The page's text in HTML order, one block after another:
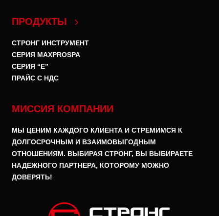
ПРОДУКТЫ
СТРОНГ ИНСТРУМЕНТ
СЕРИЯ MAXPROSPA
СЕРИЯ “E”
ПРАЙС С НДС
МИССИЯ КОМПАНИИ
МЫ ЦЕНИМ КАЖДОГО КЛИЕНТА И СТРЕМИМСЯ К
ДОЛГОСРОЧНЫМ И ВЗАИМОВЫГОДНЫМ
ОТНОШЕНИЯМ. ВЫБИРАЯ СТРОНГ, ВЫ ВЫБИРАЕТЕ
НАДЕЖНОГО ПАРТНЕРА, КОТОРОМУ МОЖНО
ДОВЕРЯТЬ!